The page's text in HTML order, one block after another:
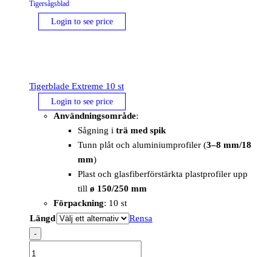
Tigersågsblad
Login to see price
Tigerblade Extreme 10 st
Login to see price
Användningsområde:
Sågning i trä med spik
Tunn plåt och aluminiumprofiler (3–8 mm/18
mm)
Plast och glasfiberförstärkta plastprofiler upp
till ø 150/250 mm
Förpackning: 10 st
Längd
Rensa
-